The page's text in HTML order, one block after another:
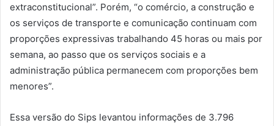
extraconstitucional”. Porém, “o comércio, a construção e
os serviços de transporte e comunicação continuam com
proporções expressivas trabalhando 45 horas ou mais por
semana, ao passo que os serviços sociais e a
administração pública permanecem com proporções bem
menores”.
Essa versão do Sips levantou informações de 3.796